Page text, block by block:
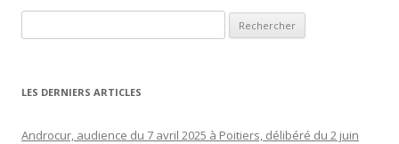
LES DERNIERS ARTICLES
Androcur, audience du 7 avril 2025 à Poitiers, délibéré du 2 juin